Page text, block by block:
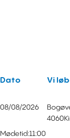
Dato
08/08/2026
Mødetid:11:00
Vi
4060